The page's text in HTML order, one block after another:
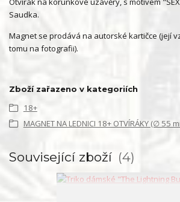
Saudka.
Magnet se prodává na autorské kartičce (její
tomu na fotografii).
Zboží zařazeno v kategoriích
18+
MAGNET NA LEDNICI 18+ OTVÍRÁKY (∅ 55
Související zboží 4